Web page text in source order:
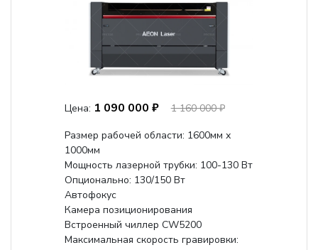
Цена: 1 090 000 ₽
1 160 000 ₽
Размер рабочей области: 1600мм х
1000мм
Мощность лазерной трубки: 100-130 Вт
Опционально: 130/150 Вт
Автофокус
Камера позиционирования
Встроенный чиллер CW5200
Максимальная скорость гравировки: